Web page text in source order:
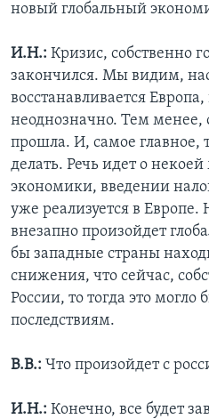
новый глобальный
И.Н.: Кризис, собственно
закончился. Мы видим,
восстанавливается
неоднозначно. Тем менее,
прошла. И, самое главное,
делать. Речь идет о
экономики, введении
уже реализуется в
внезапно произойдет
бы западные страны
снижения, что сейчас,
России, то тогда это
последствиям.
В.В.: Что произойдет с
И.Н.: Конечно, все будет